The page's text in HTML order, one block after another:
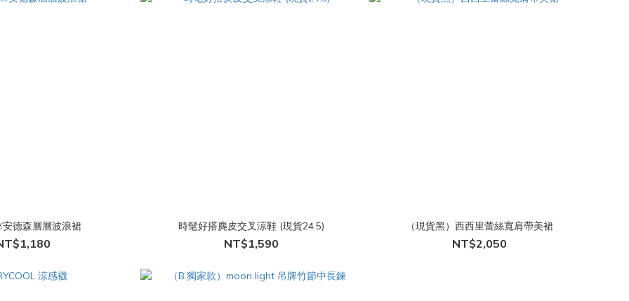
德森層層波浪裙 時髦好搭麂皮交叉涼鞋 (現貨24.5)
NT$1,590
（現貨黑）西西里蕾絲寬肩帶美裙
NT$2,050